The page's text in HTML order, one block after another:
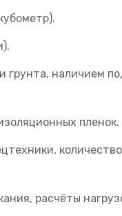
грунта, наличием
пленок.
расчёты